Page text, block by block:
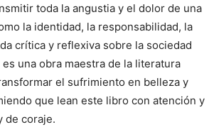
toda la angustia y el dolor de una
la identidad, la responsabilidad, la
crítica y reflexiva sobre la sociedad
una obra maestra de la literatura
el sufrimiento en belleza y
que lean este libro con atención y
de coraje.